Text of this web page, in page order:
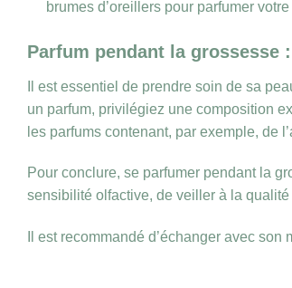
brumes d’oreillers pour parfumer
Parfum pendant la
Il est essentiel de prendre soin de sa
un parfum, privilégiez une composition
les parfums contenant, par exemple, de
Pour conclure, se parfumer pendant la
sensibilité olfactive, de veiller à la
Il est recommandé d’échanger avec